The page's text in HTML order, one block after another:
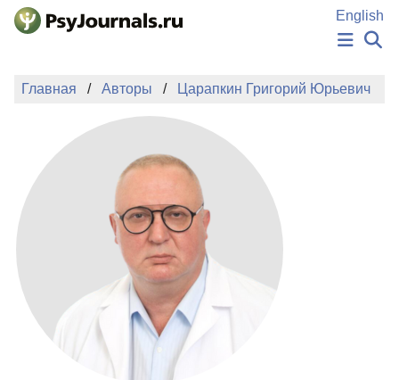
Перейти к основному содержанию
English
НОВОСТИ
АВТОРЫ
ПОДАТЬ РУКОПИСЬ
БАЗА ЗНАНИЙ
КЛЮЧЕВЫЕ СЛОВА
Регистрация
Главная Авторы Царапкин Григорий Юрьевич